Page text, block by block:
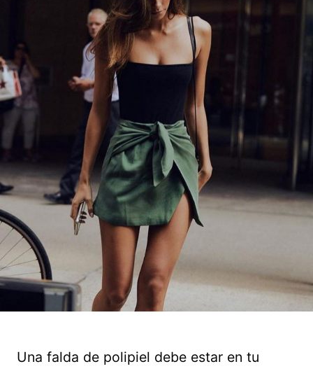
Una falda de polipiel debe estar en tu